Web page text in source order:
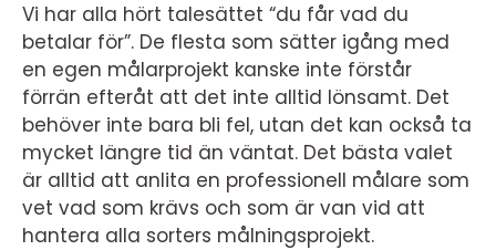
Vi har alla hört talesättet “du får vad du
betalar för”. De flesta som sätter igång med
en egen målarprojekt kanske inte förstår
förrän efteråt att det inte alltid lönsamt. Det
behöver inte bara bli fel, utan det kan också ta
mycket längre tid än väntat. Det bästa valet
är alltid att anlita en professionell målare som
vet vad som krävs och som är van vid att
hantera alla sorters målningsprojekt.